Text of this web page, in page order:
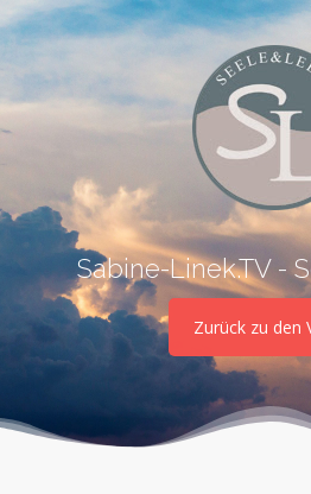
Sabine-Linek.TV -
Zurück zu den